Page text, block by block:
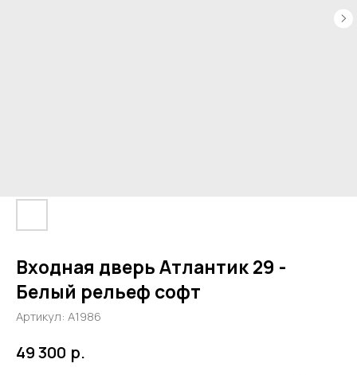
Входная дверь Атлантик 29 -
Белый рельеф софт
Артикул: А1986
49 300 р.